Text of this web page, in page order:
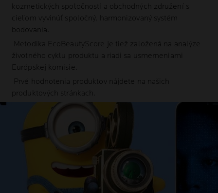
kozmetických spoločností a obchodných združení s
cieľom vyvinúť spoločný, harmonizovaný systém
bodovania.
Metodika EcoBeautyScore je tiež založená na analýze
životného cyklu produktu a riadi sa usmerneniami
Európskej komisie.
Prvé hodnotenia produktov nájdete na našich
produktových stránkach.